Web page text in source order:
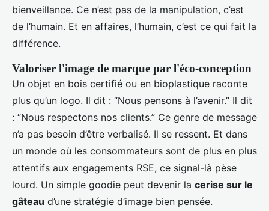
bienveillance. Ce n’est pas de la manipulation, c’est
de l’humain. Et en affaires, l’humain, c’est ce qui fait la
différence.
Valoriser l'image de marque par l'éco-conception
Un objet en bois certifié ou en bioplastique raconte
plus qu’un logo. Il dit : “Nous pensons à l’avenir.” Il dit
: “Nous respectons nos clients.” Ce genre de message
n’a pas besoin d’être verbalisé. Il se ressent. Et dans
un monde où les consommateurs sont de plus en plus
attentifs aux engagements RSE, ce signal-là pèse
lourd. Un simple goodie peut devenir la cerise sur le
gâteau d’une stratégie d’image bien pensée.